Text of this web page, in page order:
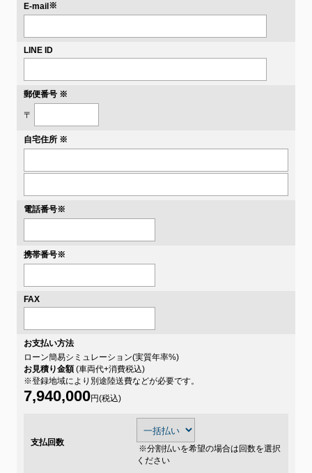
E-mail※
LINE ID
郵便番号 ※
〒
自宅住所 ※
電話番号※
携帯番号※
FAX
お支払い方法
ローン簡易シミュレーション(実質年率%)
お見積り金額(車両代+消費税込)
※登録地域により別途陸送費などが必要です。
7,940,000円(税込)
支払回数
※分割払いを希望の場合は回数を選択
ください